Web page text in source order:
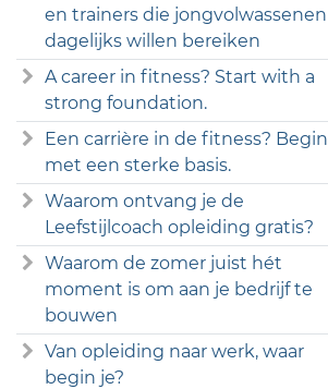
en trainers die jongvolwassenen
dagelijks willen bereiken
A career in fitness? Start with a
strong foundation.
Een carrière in de fitness? Begin
met een sterke basis.
Waarom ontvang je de
Leefstijlcoach opleiding gratis?
Waarom de zomer juist hét
moment is om aan je bedrijf te
bouwen
Van opleiding naar werk, waar
begin je?